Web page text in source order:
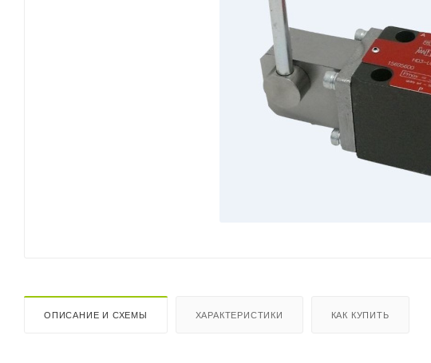
ОПИСАНИЕ И СХЕМЫ ХАРАКТЕРИСТИКИ КАК КУПИТЬ